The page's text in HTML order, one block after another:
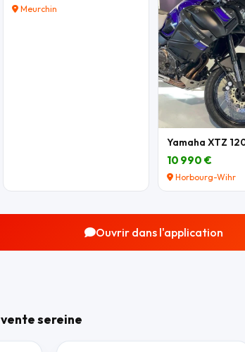
Meurchin
10 990 €
Horbourg-Wihr
Ouvrir dans l'application
sereine